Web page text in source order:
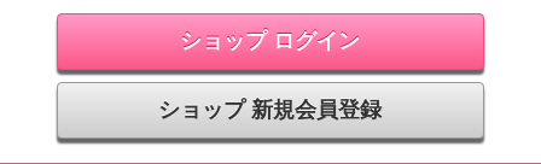
ショップ ログイン
ショップ 新規会員登録